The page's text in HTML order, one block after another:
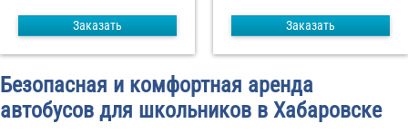
Заказать Заказать
Безопасная и комфортная аренда
автобусов для школьников в Хабаровске